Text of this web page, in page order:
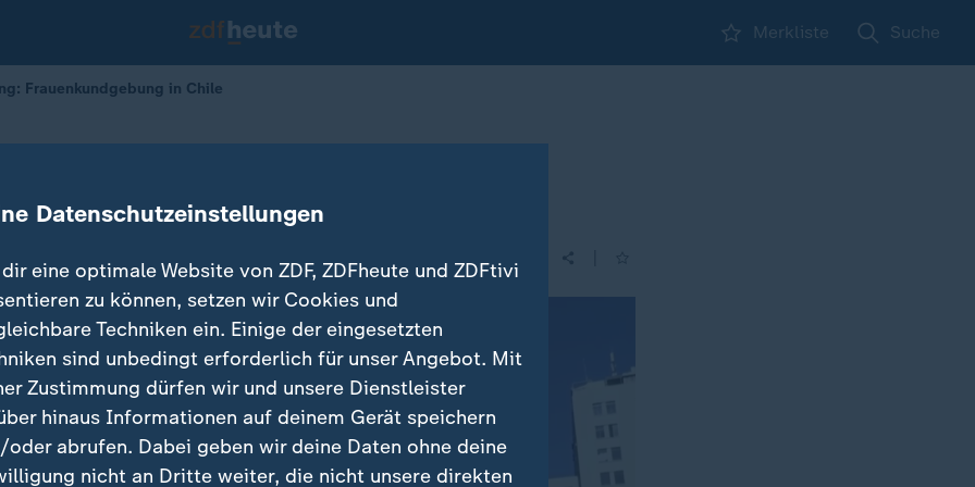
Merkliste Suche
Frauenkundgebung in Chile
in Chile
Datenschutzeinstellungen
eine optimale Website von ZDF, ZDFheute und ZDFtivi
zu können, setzen wir Cookies und
Techniken ein. Einige der eingesetzten
sind unbedingt erforderlich für unser Angebot. Mit
Zustimmung dürfen wir und unsere Dienstleister
hinaus Informationen auf deinem Gerät speichern
oder abrufen. Dabei geben wir deine Daten ohne deine
nicht an Dritte weiter, die nicht unsere direkten